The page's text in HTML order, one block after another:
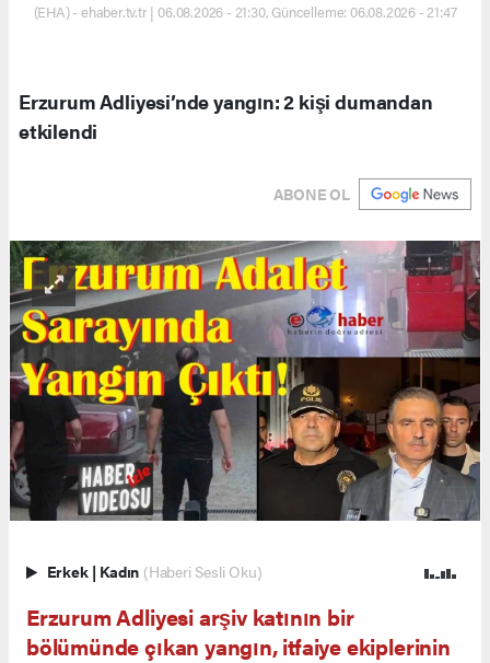
(EHA) - ehaber.tv.tr | 06.08.2026 - 21:30, Güncelleme: 06.08.2026 - 21:47
Erzurum Adliyesi’nde yangın: 2 kişi dumandan
etkilendi
ABONE OL
Erkek | Kadın (Haberi Sesli Oku)
Erzurum Adliyesi arşiv katının bir
bölümünde çıkan yangın, itfaiye ekiplerinin